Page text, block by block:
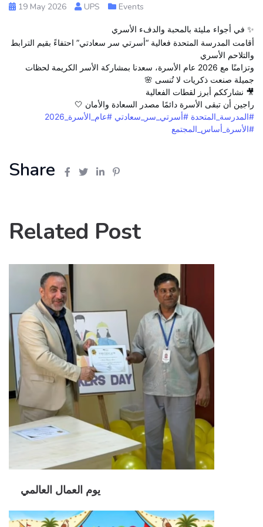
19 May 2026 UPS Events
✨ في أجواء مليئة بالمحبة والدفء الأسري
أقامت المدرسة المتحدة فعالية “أسرتي سر سعادتي” احتفاءً بقيم الترابط
والتلاحم الأسري
وتزامنًا مع 2026 عام الأسرة، سعدنا بمشاركة الأسر الكريمة لحظات
جميلة صنعت ذكريات لا تُنسى 🌸
🎥 نشارككم أبرز لقطات الفعالية
راجين أن تبقى الأسرة دائمًا مصدر السعادة والأمان 🤍
#المدرسة_المتحدة #أسرتي_سر_سعادتي #عام_الأسرة_2026
#الأسرة_أساس_المجتمع
Share
Related Post
يوم العمال العالمي